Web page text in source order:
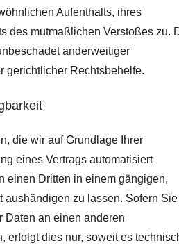
Aufenthalts, ihres
des mutmaßlichen Verstoßes zu.
anderweitiger
gerichtlicher Rechtsbehelfe.
die wir auf Grundlage Ihrer
eines Vertrags automatisiert
einen Dritten in einem gängigen,
aushändigen zu lassen. Sofern Sie
Daten an einen anderen
erfolgt dies nur, soweit es